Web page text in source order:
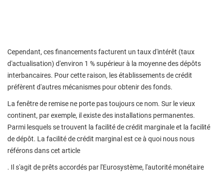
Cependant, ces financements facturent un taux d'intérêt (taux
d'actualisation) d'environ 1 % supérieur à la moyenne des dépôts
interbancaires. Pour cette raison, les établissements de crédit
préfèrent d'autres mécanismes pour obtenir des fonds.
La fenêtre de remise ne porte pas toujours ce nom. Sur le vieux
continent, par exemple, il existe des installations permanentes.
Parmi lesquels se trouvent la facilité de crédit marginale et la facilité
de dépôt. La facilité de crédit marginal est ce à quoi nous nous
référons dans cet article
. Il s'agit de prêts accordés par l'Eurosystème, l'autorité monétaire